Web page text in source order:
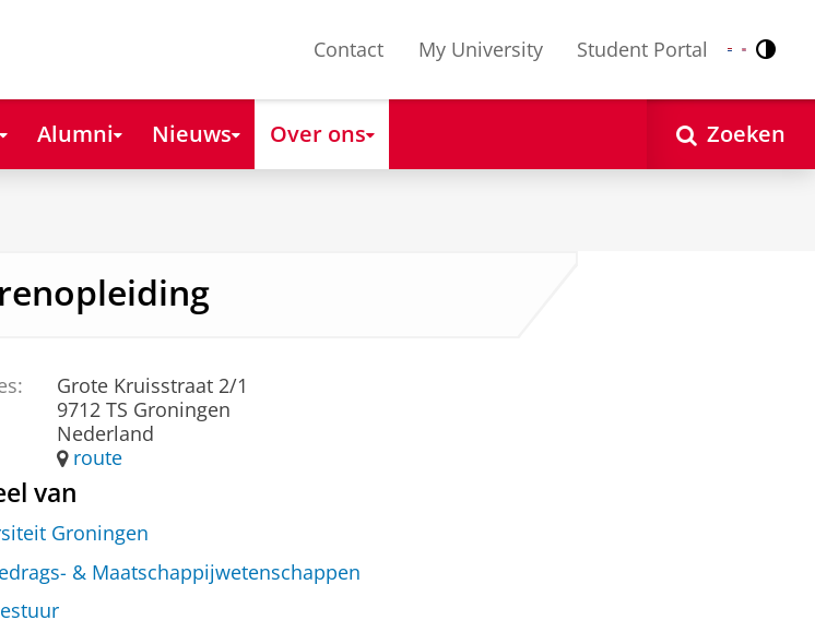
Contact My University Student Portal Nederlands
English
Alumni Nieuws Over ons Zoeken
Grote Kruisstraat 2/1
9712 TS Groningen
Nederland
route
van
Groningen
& Maatschappijwetenschappen